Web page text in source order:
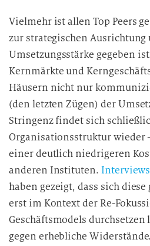
Vielmehr ist allen Top Peers
zur strategischen
Umsetzungsstärke gegeben
Kernmärkte und
Häusern nicht nur
(den letzten Zügen) der
Stringenz findet sich
Organisationsstruktur wieder
einer deutlich niedrigeren
anderen Instituten. Interviews
haben gezeigt, dass sich
erst im Kontext der Re-
Geschäftsmodels
gegen erhebliche